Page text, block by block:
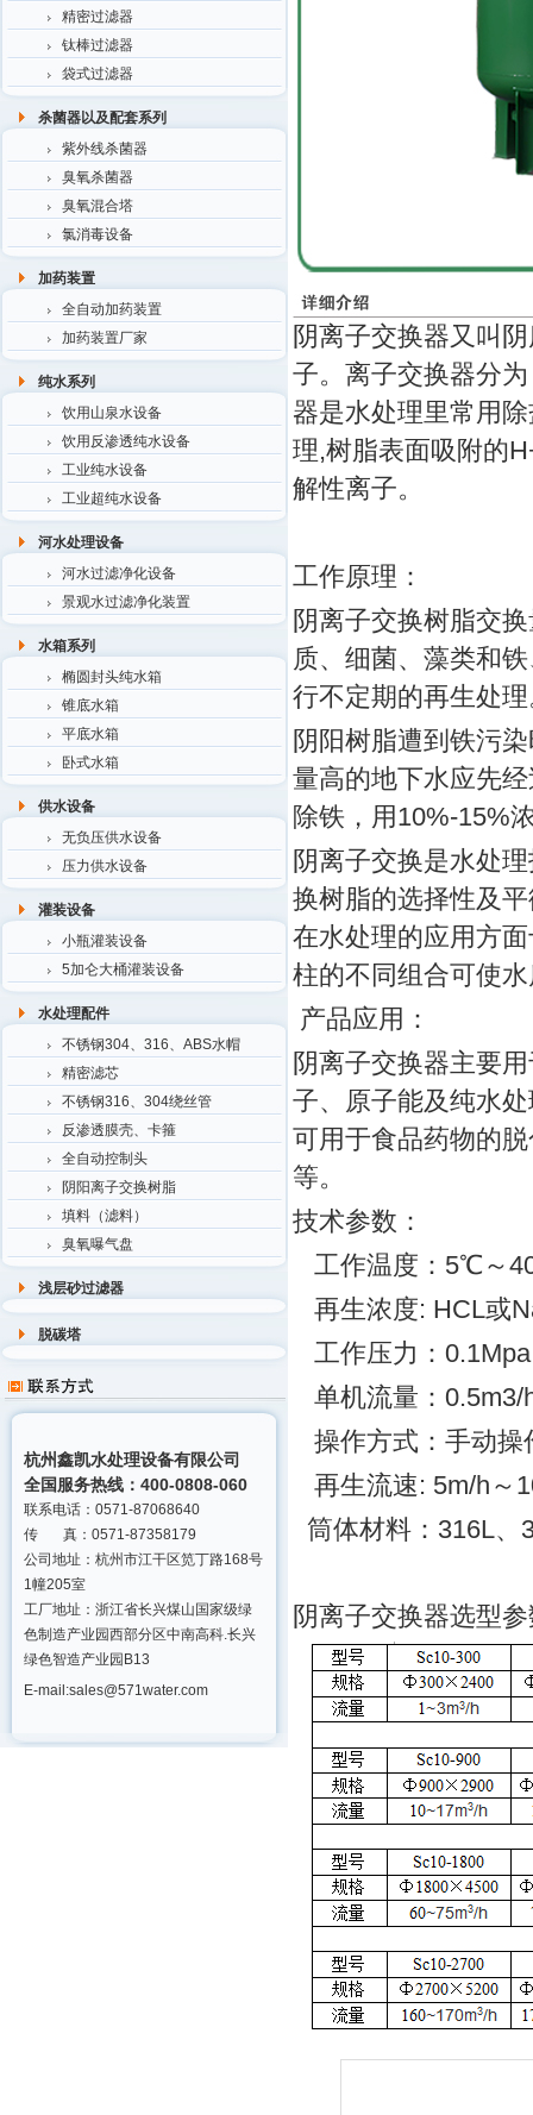
精密过滤器
钛棒过滤器
袋式过滤器
杀菌器以及配套系列
紫外线杀菌器
臭氧杀菌器
臭氧混合塔
氯消毒设备
加药装置
全自动加药装置
加药装置厂家
纯水系列
饮用山泉水设备
饮用反渗透纯水设备
工业纯水设备
工业超纯水设备
河水处理设备
河水过滤净化设备
景观水过滤净化装置
水箱系列
椭圆封头纯水箱
锥底水箱
平底水箱
卧式水箱
供水设备
无负压供水设备
压力供水设备
灌装设备
小瓶灌装设备
5加仑大桶灌装设备
水处理配件
不锈钢304、316、ABS水帽
精密滤芯
不锈钢316、304绕丝管
反渗透膜壳、卡箍
全自动控制头
阴阳离子交换树脂
填料（滤料）
臭氧曝气盘
浅层砂过滤器
脱碳塔
杭州鑫凯水处理设备有限公司
全国服务热线：400-0808-060
联系电话：0571-87068640
传 真：0571-87358179
公司地址：杭州市江干区笕丁路168号
1幢205室
工厂地址：浙江省长兴煤山国家级绿
色制造产业园西部分区中南高科.长兴
绿色智造产业园B13
E-mail:sales@571water.com
阴离子交换器又叫
子。离子交换器分
器是水处理里常用
理,树脂表面吸附的
解性离子。
工作原理：
阴离子交换树脂交
质、细菌、藻类和
行不定期的再生处
阴阳树脂遭到铁污
量高的地下水应先
除铁，用10%-15%
阴离子交换是水处
换树脂的选择性及
在水处理的应用方
柱的不同组合可使
产品应用：
阴离子交换器主要
子、原子能及纯水
可用于食品药物的
等。
技术参数：
工作温度：5℃～
再生浓度: HCL或
工作压力：
单机流量：0.5m3/
操作方式：手动操
再生流速: 5m/h～
筒体材料：316L、
阴离子交换器选型